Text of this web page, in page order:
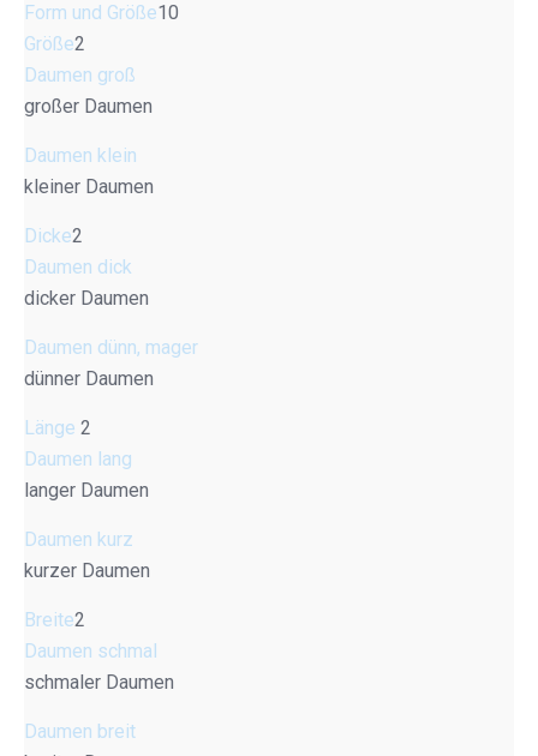
Form und Größe10
Größe2
Daumen groß
großer Daumen
Daumen klein
kleiner Daumen
Dicke2
Daumen dick
dicker Daumen
Daumen dünn, mager
dünner Daumen
Länge 2
Daumen lang
langer Daumen
Daumen kurz
kurzer Daumen
Breite2
Daumen schmal
schmaler Daumen
Daumen breit